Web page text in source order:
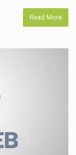
Read More